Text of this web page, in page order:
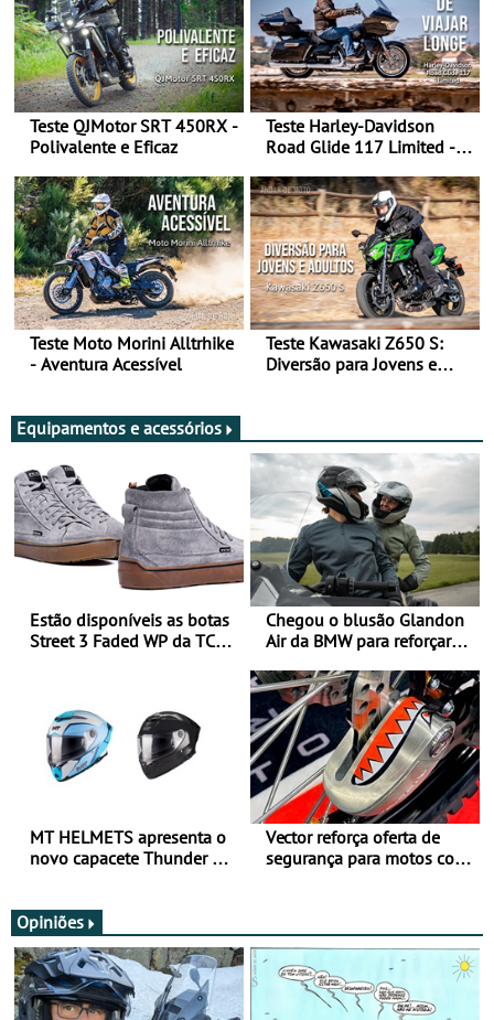
Teste QJMotor SRT 450RX -
Polivalente e Eficaz
Teste Harley-Davidson
Road Glide 117 Limited - A
Teste Moto Morini Alltrhike
- Aventura Acessível
Teste Kawasaki Z650 S:
Diversão para Jovens e
Equipamentos e acessórios
Estão disponíveis as botas
Street 3 Faded WP da TCX
Chegou o blusão Glandon
Air da BMW para reforçar
verão
MT HELMETS apresenta o
novo capacete Thunder 4 R
Vector reforça oferta de
segurança para motos com
Opiniões